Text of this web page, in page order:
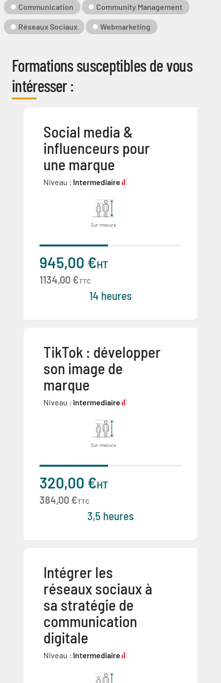
Mot-
Clé
Communication Community Management
Réseaux Sociaux Webmarketing
Formations susceptibles de vous
intéresser :
Social media &
influenceurs pour
une marque
Niveau : Intermediaire
Sur-mesure
945,00 €HT
1134,00 €TTC
14 heures
TikTok : développer
son image de
marque
Niveau : Intermediaire
Sur-mesure
320,00 €HT
384,00 €TTC
3,5 heures
Intégrer les
réseaux sociaux à
sa stratégie de
communication
digitale
Niveau : Intermediaire